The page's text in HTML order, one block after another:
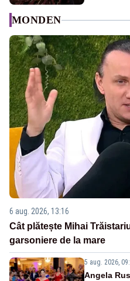
MONDEN
6 aug. 2026, 13:16
Cât plătește Mihai
garsoniere de la mare
5 aug. 2026,
Angela